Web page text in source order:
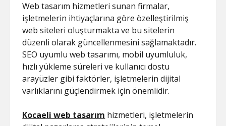
Web tasarım hizmetleri sunan firmalar,
işletmelerin ihtiyaçlarına göre özelleştirilmiş
web siteleri oluşturmakta ve bu sitelerin
düzenli olarak güncellenmesini sağlamaktadır.
SEO uyumlu web tasarımı, mobil uyumluluk,
hızlı yükleme süreleri ve kullanıcı dostu
arayüzler gibi faktörler, işletmelerin dijital
varlıklarını güçlendirmek için önemlidir.
Kocaeli web tasarım hizmetleri, işletmelerin